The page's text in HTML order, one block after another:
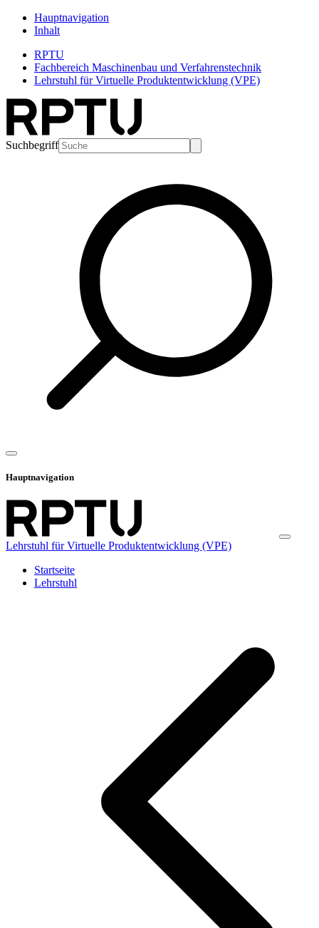
Hauptnavigation
Inhalt
RPTU
Fachbereich Maschinenbau und Verfahrenstechnik
Lehrstuhl für Virtuelle Produktentwicklung (VPE)
Suchbegriff
Hauptnavigation
Lehrstuhl für Virtuelle Produktentwicklung (VPE)
Startseite
Lehrstuhl